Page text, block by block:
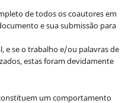
de todos os coautores em
e sua submissão para
e se o trabalho e/ou palavras de
estas foram devidamente
um comportamento